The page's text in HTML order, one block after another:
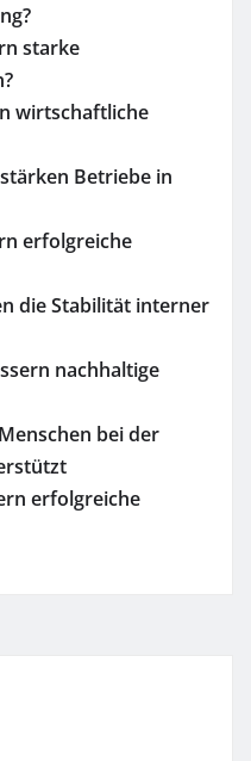
starke
wirtschaftliche
Betriebe in
erfolgreiche
die Stabilität interner
nachhaltige
bei der
erfolgreiche